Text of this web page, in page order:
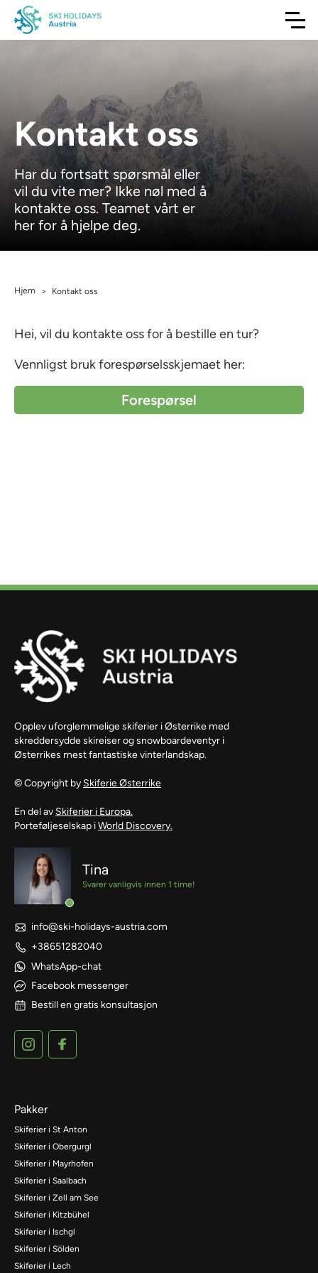
Kontakt oss
Har du fortsatt spørsmål eller
vil du vite mer? Ikke nøl med å
kontakte oss. Teamet vårt er
her for å hjelpe deg.
Hjem > Kontakt oss
Hei, vil du kontakte oss for å bestille en tur?
Vennligst bruk forespørselsskjemaet her:
Forespørsel
Opplev uforglemmelige skiferier i Østerrike med
skreddersydde skireiser og snowboardeventyr i
Østerrikes mest fantastiske vinterlandskap.
© Copyright by Skiferie Østerrike
En del av Skiferier i Europa.
Porteføljeselskap iWorld Discovery.
Tina
Svarer vanligvis innen 1 time!
info@ski-holidays-austria.com
+38651282040
WhatsApp-chat
Facebook messenger
Bestill en gratis konsultasjon
Pakker
Skiferier i St Anton
Skiferier i Obergurgl
Skiferier i Mayrhofen
Skiferier i Saalbach
Skiferier i Zell am See
Skiferier i Kitzbühel
Skiferier i Ischgl
Skiferier i Sölden
Skiferier i Lech